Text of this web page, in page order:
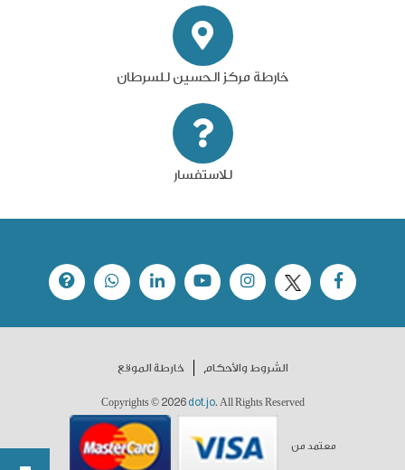
خارطة مركز الحسين للسرطان
للاستفسار
الشروط والأحكام خارطة الموقع
Copyrights © 2026 dot.jo. All Rights Reserved
معتمد من